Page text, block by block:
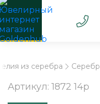
из серебра
Артикул: 1872 14р